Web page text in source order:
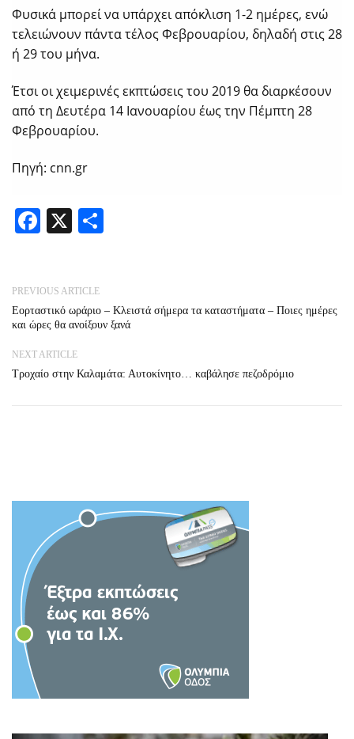
Φυσικά μπορεί να υπάρχει απόκλιση 1-2 ημέρες, ενώ
τελειώνουν πάντα τέλος Φεβρουαρίου, δηλαδή στις 28
ή 29 του μήνα.
Έτσι οι χειμερινές εκπτώσεις του 2019 θα διαρκέσουν
από τη Δευτέρα 14 Ιανουαρίου έως την Πέμπτη 28
Φεβρουαρίου.
Πηγή: cnn.gr
Facebook
X
PREVIOUS ARTICLE
Εορταστικό ωράριο – Κλειστά σήμερα τα καταστήματα – Ποιες ημέρες
και ώρες θα ανοίξουν ξανά
NEXT ARTICLE
Τροχαίο στην Καλαμάτα: Αυτοκίνητο… καβάλησε πεζοδρόμιο